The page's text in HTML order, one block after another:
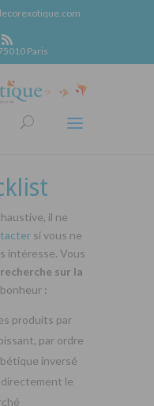
Paris
il ne
si vous ne
intéresse. Vous
sur la
:
produits par
par ordre
inversé
le